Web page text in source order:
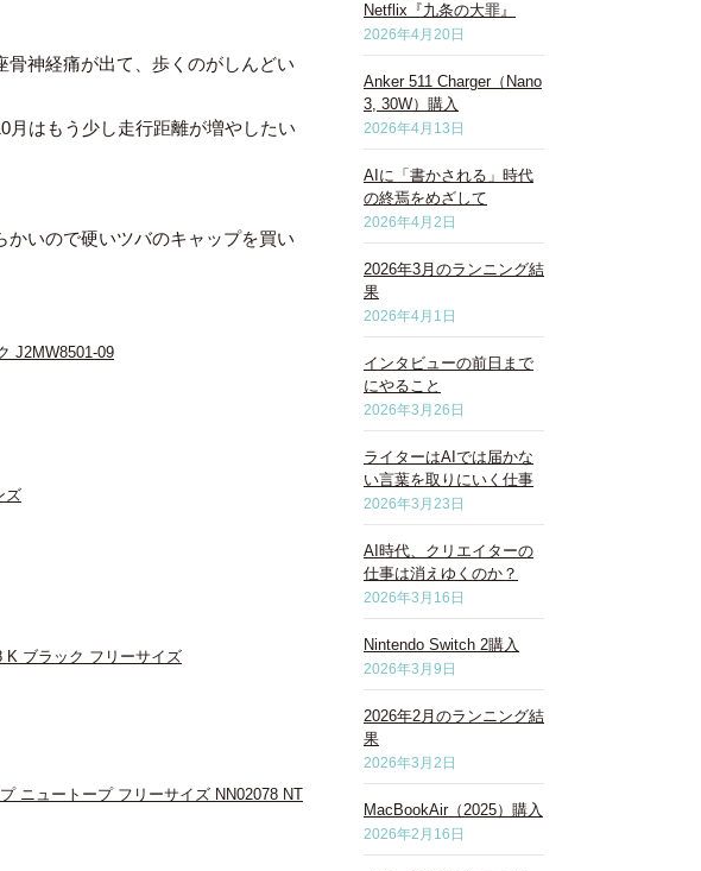
神経痛が出て、歩くのがしんどい
月はもう少し走行距離が増やしたい
いので硬いツバのキャップを買い
J2MW8501-09
ズ
K ブラック フリーサイズ
ニュートープ フリーサイズ NN02078 NT
Netflix『九条の大罪』
2026年4月20日
Anker 511 Charger（Nano
3, 30W）購入
2026年4月13日
AIに「書かされる」時代
の終焉をめざして
2026年4月2日
2026年3月のランニング結
果
2026年4月1日
インタビューの前日まで
にやること
2026年3月26日
ライターはAIでは届かな
い言葉を取りにいく仕事
2026年3月23日
AI時代、クリエイターの
仕事は消えゆくのか？
2026年3月16日
Nintendo Switch 2購入
2026年3月9日
2026年2月のランニング結
果
2026年3月2日
MacBookAir（2025）購入
2026年2月16日